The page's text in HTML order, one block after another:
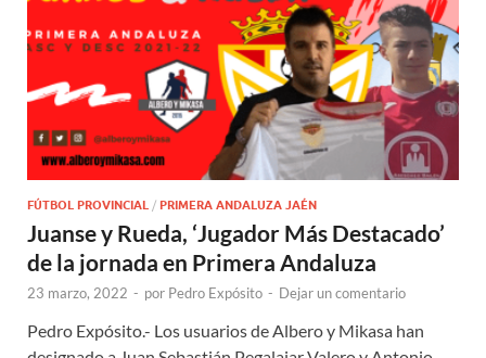
FÚTBOL PROVINCIAL / PRIMERA ANDALUZA JAÉN
Juanse y Rueda, ‘Jugador Más Destacado’
de la jornada en Primera Andaluza
23 marzo, 2022 - por Pedro Expósito - Dejar un comentario
Pedro Expósito.- Los usuarios de Albero y Mikasa han